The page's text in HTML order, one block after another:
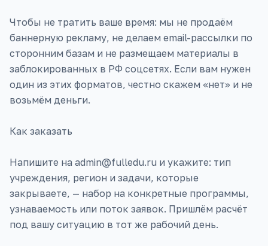
Чтобы не тратить ваше время: мы не продаём
баннерную рекламу, не делаем email-рассылки по
сторонним базам и не размещаем материалы в
заблокированных в РФ соцсетях. Если вам нужен
один из этих форматов, честно скажем «нет» и не
возьмём деньги.
Как заказать
Напишите на admin@fulledu.ru и укажите: тип
учреждения, регион и задачи, которые
закрываете, — набор на конкретные программы,
узнаваемость или поток заявок. Пришлём расчёт
под вашу ситуацию в тот же рабочий день.